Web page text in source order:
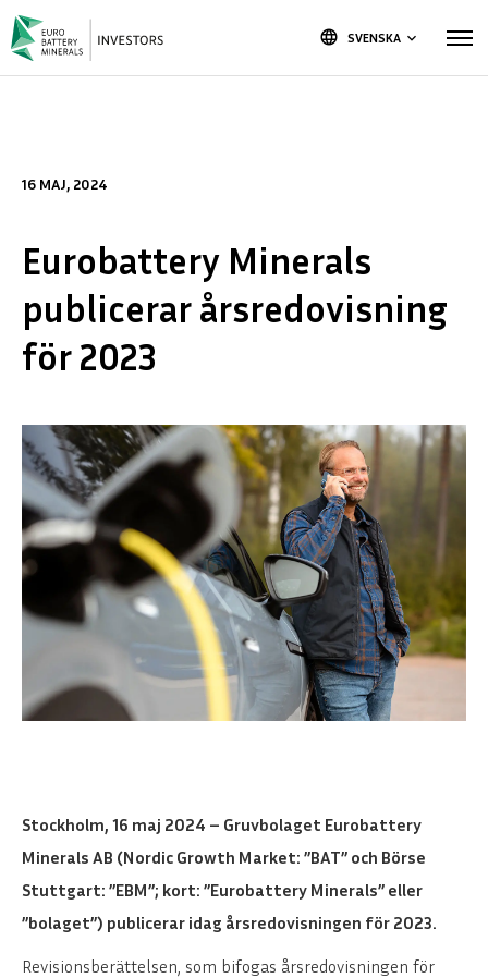
language SVENSKA keyboard_arrow_down
16 MAJ, 2024
Eurobattery Minerals
publicerar årsredovisning
för 2023
Stockholm, 16 maj 2024 – Gruvbolaget Eurobattery
Minerals AB (Nordic Growth Market: ”BAT” och Börse
Stuttgart: ”EBM”; kort: ”Eurobattery Minerals” eller
”bolaget”) publicerar idag årsredovisningen för 2023.
Revisionsberättelsen, som bifogas årsredovisningen för